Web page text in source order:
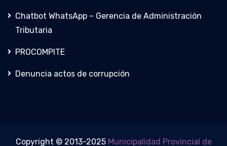
Chatbot WhatsApp – Gerencia de Administración
Tributaria
PROCOMPITE
Denuncia actos de corrupción
Copyright © 2013-2025 Municipalidad Provincial de